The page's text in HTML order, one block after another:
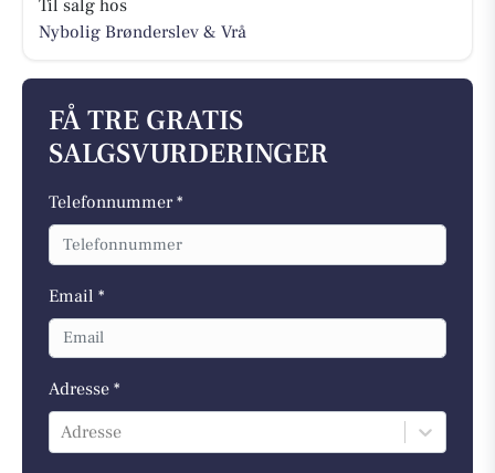
Til salg hos
Nybolig Brønderslev & Vrå
FÅ TRE GRATIS
SALGSVURDERINGER
Telefonnummer *
Email *
Adresse *
Adresse